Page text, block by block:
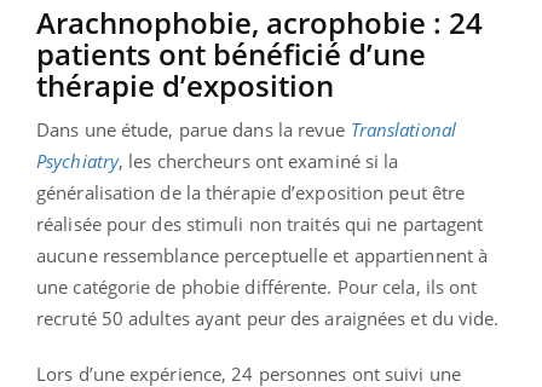
Arachnophobie, acrophobie : 24
patients ont bénéficié d’une
thérapie d’exposition
Dans une étude, parue dans la revue Translational
Psychiatry, les chercheurs ont examiné si la
généralisation de la thérapie d’exposition peut être
réalisée pour des stimuli non traités qui ne partagent
aucune ressemblance perceptuelle et appartiennent à
une catégorie de phobie différente. Pour cela, ils ont
recruté 50 adultes ayant peur des araignées et du vide.
Lors d’une expérience, 24 personnes ont suivi une